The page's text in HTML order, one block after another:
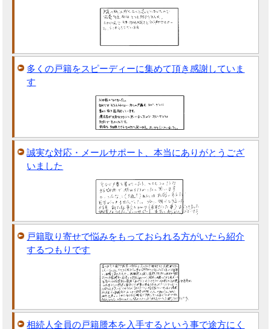
多くの戸籍をスピーディーに集めて頂き感謝していま
す
誠実な対応・メールサポート、本当にありがとうござ
いました
戸籍取り寄せで悩みをもっておられる方がいたら紹介
するつもりです
相続人全員の戸籍謄本を入手するという事で途方にく